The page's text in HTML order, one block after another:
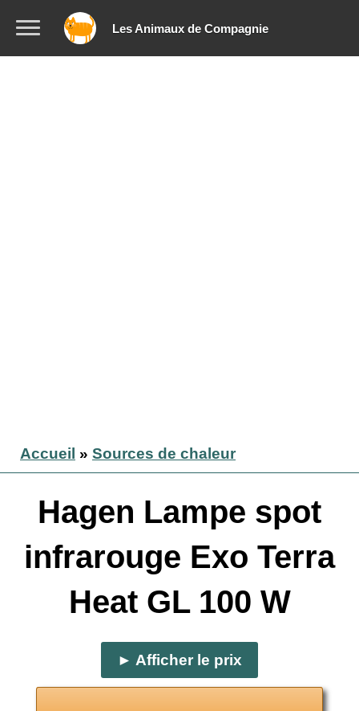
Les Animaux de Compagnie
Accueil » Sources de chaleur
Hagen Lampe spot
infrarouge Exo Terra
Heat GL 100 W
► Afficher le prix